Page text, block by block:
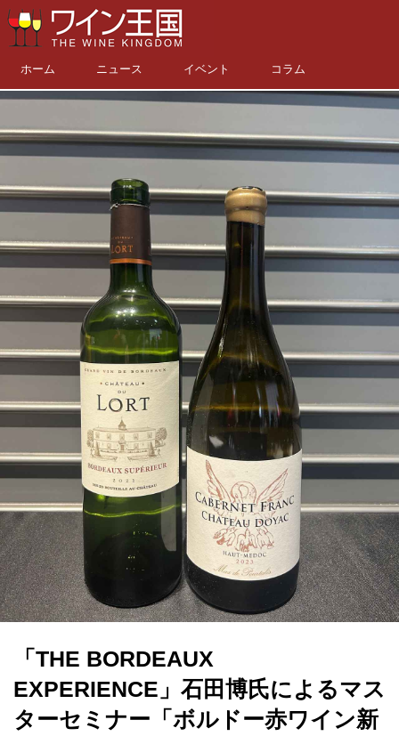
ホーム ニュース イベント コラム
「THE BORDEAUX
EXPERIENCE」石田博氏によるマス
ターセミナー「ボルドー赤ワイン新